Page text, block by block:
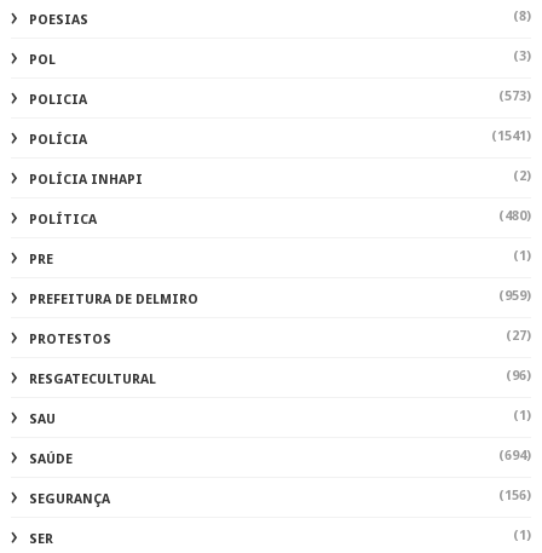
POESIAS (8)
POL (3)
POLICIA (573)
POLÍCIA (1541)
POLÍCIA INHAPI (2)
POLÍTICA (480)
PRE (1)
PREFEITURA DE DELMIRO (959)
PROTESTOS (27)
RESGATECULTURAL (96)
SAU (1)
SAÚDE (694)
SEGURANÇA (156)
SER (1)